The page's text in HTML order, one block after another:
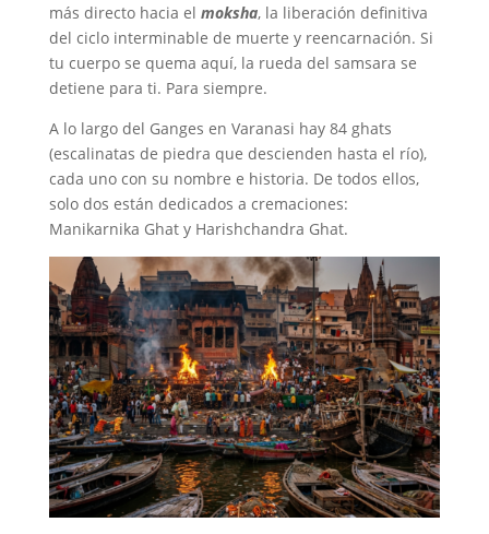
más directo hacia el moksha, la liberación definitiva
del ciclo interminable de muerte y reencarnación. Si
tu cuerpo se quema aquí, la rueda del samsara se
detiene para ti. Para siempre.
A lo largo del Ganges en Varanasi hay 84 ghats
(escalinatas de piedra que descienden hasta el río),
cada uno con su nombre e historia. De todos ellos,
solo dos están dedicados a cremaciones:
Manikarnika Ghat y Harishchandra Ghat.